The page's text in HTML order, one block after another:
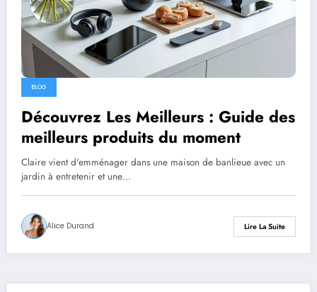
BLOG
Découvrez Les Meilleurs : Guide des
meilleurs produits du moment
Claire vient d'emménager dans une maison de banlieue avec un
jardin à entretenir et une…
Alice Durand Lire La Suite